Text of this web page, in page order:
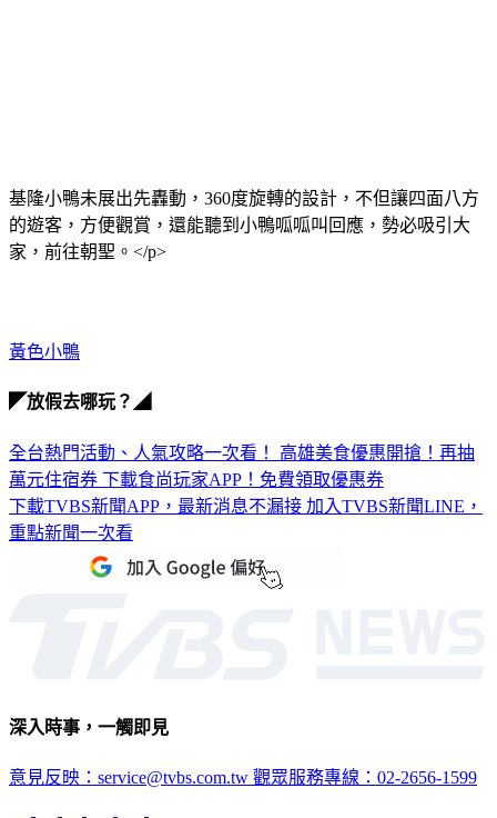
基隆小鴨未展出先轟動，360度旋轉的設計，不但讓四面八方
的遊客，方便觀賞，還能聽到小鴨呱呱叫回應，勢必吸引大
家，前往朝聖。</p>
黃色小鴨
◤放假去哪玩？◢
全台熱門活動、人氣攻略一次看！ 高雄美食優惠開搶！再抽
萬元住宿券 下載食尚玩家APP！免費領取優惠券
下載TVBS新聞APP，最新消息不漏接 加入TVBS新聞LINE，
重點新聞一次看
深入時事，一觸即見
意見反映：service@tvbs.com.tw 觀眾服務專線：02-2656-1599